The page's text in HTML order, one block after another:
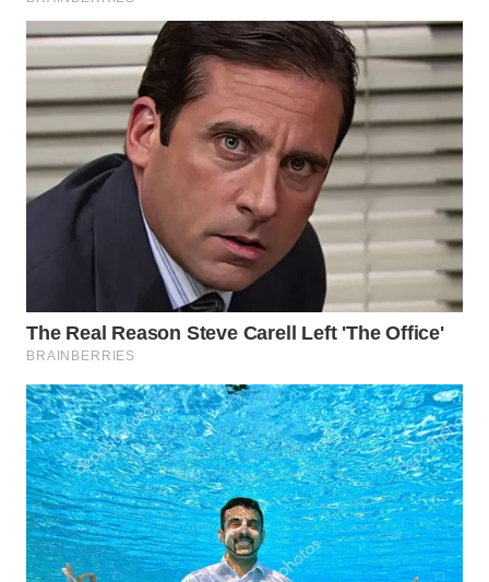
WN
PURWAKARTA
WN
PRIANGAN
TIMUR
WN
SOLO
BOROBUDUR
WN
MADURA
WN
SURABAYA